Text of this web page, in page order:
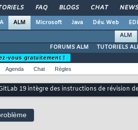
FAQ BLOGS CHAT
ALM Microsoft Java Dév. Web EDI
ALM
FORUMS ALM
TUTORIELS
vous gratuitement !
Agenda Chat Règles
19 intègre des instructions de révision